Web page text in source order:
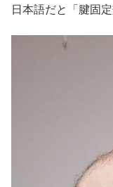
日本語だと「腱固定